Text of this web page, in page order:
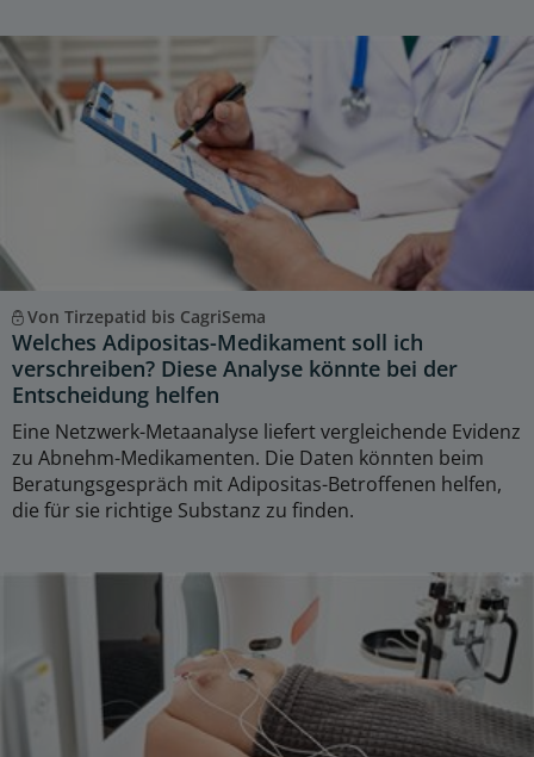
Von Tirzepatid bis CagriSema
Welches Adipositas-Medikament soll ich
verschreiben? Diese Analyse könnte bei der
Entscheidung helfen
Eine Netzwerk-Metaanalyse liefert vergleichende Evidenz
zu Abnehm-Medikamenten. Die Daten könnten beim
Beratungsgespräch mit Adipositas-Betroffenen helfen,
die für sie richtige Substanz zu finden.